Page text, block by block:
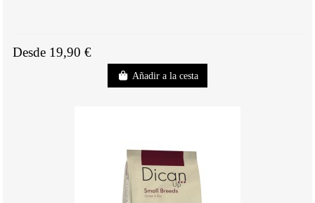
Desde 19,90 €
Añadir a la cesta